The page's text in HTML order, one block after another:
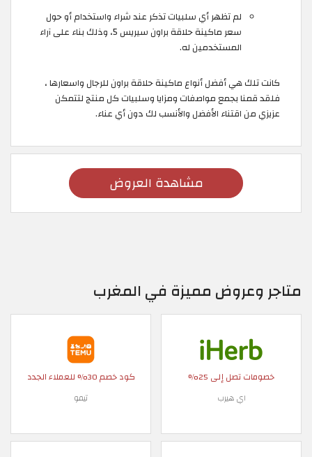
لم تظهر أي سلبيات تذكر عند شراء واستخدام أو حول
سعر ماكينة حلاقة براون سيريس 5، وذلك بناء على آراء
المستخدمين له.
كانت تلك هي أفضل أنواع ماكينة حلاقة براون للرجال واسعارها ،
فلقد قمنا بجمع مواصفات ومزايا وسلبيات كل منتج لتتمكن
عزيزي من اقتناء الأفضل والأنسب لك دون أي عناء.
مشاهدة العروض
متاجر وعروض مميزة في المغرب
خصومات تصل إلى 25%
اي هيرب
كود خصم 30% للعملاء الجدد
تيمو